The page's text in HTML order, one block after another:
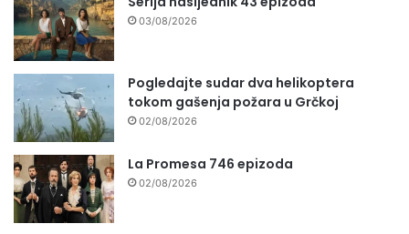
03/08/2026
Pogledajte sudar dva helikoptera
tokom gašenja požara u Grčkoj
02/08/2026
La Promesa 746 epizoda
02/08/2026